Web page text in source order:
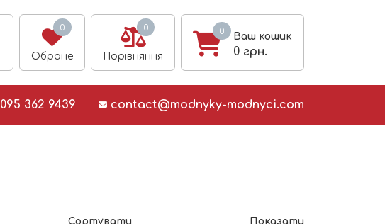
0
Обране
0
Порівняння
0
Ваш кошик
0 грн.
095 362 9439 contact@modnyky-modnyci.com
Сортувати Показати